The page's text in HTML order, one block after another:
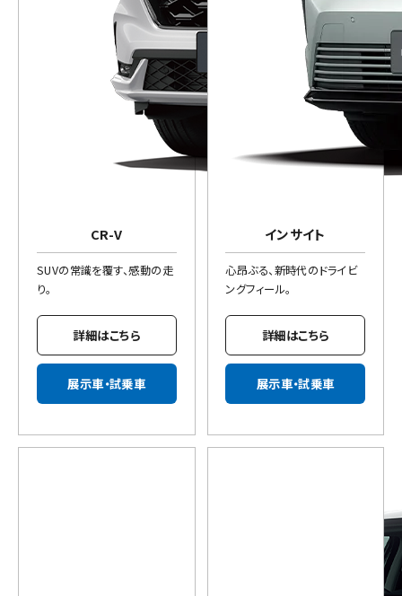
CR-V
SUVの常識を覆す、感動の走
り。
詳細はこちら
展示車・試乗車
インサイト
心昂ぶる、新時代のドライビ
ングフィール。
詳細はこちら
展示車・試乗車